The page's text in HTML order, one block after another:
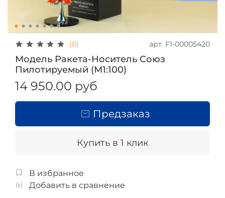
(0) арт. F1-00005420
Модель Ракета-Носитель Союз
Пилотируемый (М1:100)
14 950.00 руб
Предзаказ
Купить в 1 клик
В избранное
Добавить в сравнение